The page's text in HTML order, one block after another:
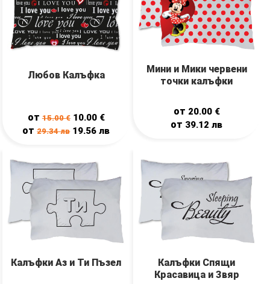
Любов Калъфка
от15.00€ 10.00 €
от29.34лв 19.56лв
Мини и Мики червени
точки калъфки
от 20.00 €
от 39.12лв
Калъфки Аз и Ти Пъзел
Калъфки Спящи
Красавица и Звяр